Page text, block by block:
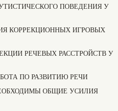
ПОВЕДЕНИЯ У
КОРРЕКЦИОННЫХ ИГРОВЫХ
РЕЧЕВЫХ РАССТРОЙСТВ У
РАБОТА ПО РАЗВИТИЮ РЕЧИ
НЕОБХОДИМЫ ОБЩИЕ УСИЛИЯ